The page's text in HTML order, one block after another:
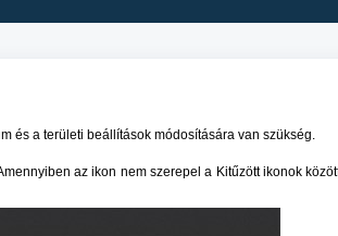
és a területi beállítások módosítására van szükség.
az ikon nem szerepel a Kitűzött ikonok